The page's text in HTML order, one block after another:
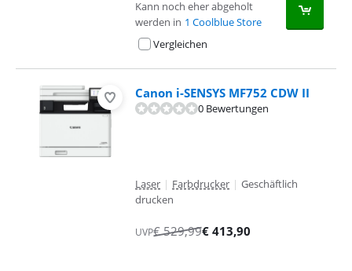
Kann noch eher abgeholt
werden in 1 Coolblue Store
Vergleichen
Canon i-SENSYS MF752 CDW II
0 Bewertungen
Laser | Farbdrucker | Geschäftlich
drucken
UVP€529,99€ 413,90